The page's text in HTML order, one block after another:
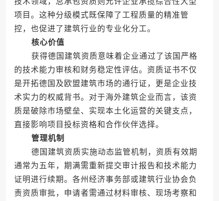
项目。这种分级模式既保障了工程质量的精准管
控，也促进了建筑行业的专业化分工。
核心价值
获得德国建筑资质意味着企业通过了该国严格
的技术能力审核和财务稳定性评估。资质证书不仅
是开拓德国及欧盟建筑市场的通行证，更是企业技
术实力的权威背书。对于海外建筑企业而言，该资
质是破除市场壁垒、实现本土化运营的关键支点，
直接影响项目投标资格和合作伙伴选择。
管理机制
德国建筑资质实施动态监管机制，资质有效期
通常为五年，期满需重新提交审计报告和技术能力
证明进行续期。各州经济事务部或建筑行业协会负
责资质审批，申请者需通过材料审核、现场考察和